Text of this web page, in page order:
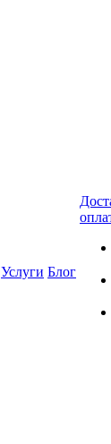
Услуги Блог